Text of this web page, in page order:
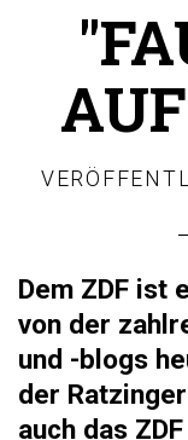
Dem ZDF ist
von der
und -blogs
der
auch das